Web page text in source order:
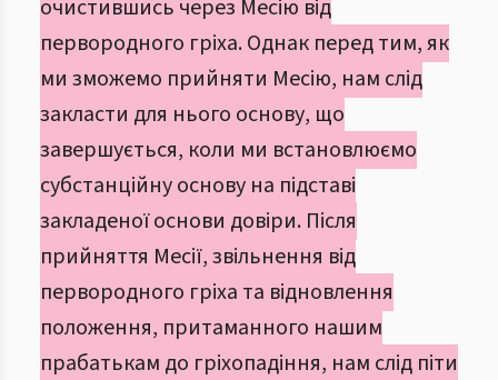
очистившись через Месію від
первородного гріха. Однак перед тим, як
ми зможемо прийняти Месію, нам слід
закласти для нього основу, що
завершується, коли ми встановлюємо
субстанційну основу на підставі
закладеної основи довіри. Після
прийняття Месії, звільнення від
первородного гріха та відновлення
положення, притаманного нашим
прабатькам до гріхопадіння, нам слід піти